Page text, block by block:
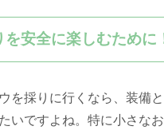
を安全に楽しむために
を採りに行くなら、装備
いですよね。特に小さな